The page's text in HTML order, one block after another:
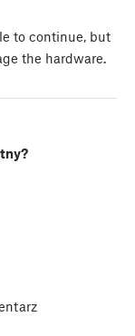
to continue, but
the hardware.